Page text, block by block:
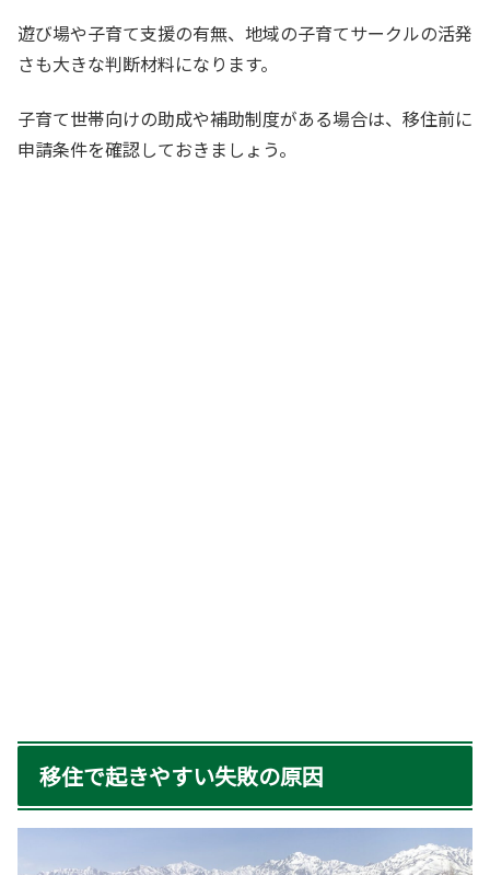
遊び場や子育て支援の有無、地域の子育てサークルの活発
さも大きな判断材料になります。
子育て世帯向けの助成や補助制度がある場合は、移住前に
申請条件を確認しておきましょう。
移住で起きやすい失敗の原因